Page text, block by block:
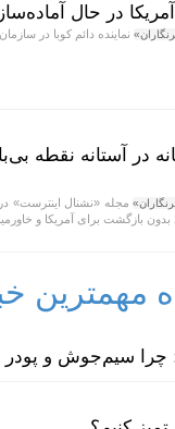
آمریکا در حال
نماینده دائم کوبا در
در آستانه نقطه
مجله «نشنال اینترست»
بازگشت برای آمریکا و
مهمترین